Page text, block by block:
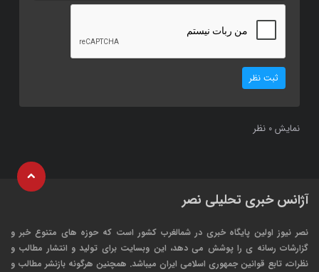
ثبت نظر
نمایش 0 نظر
آژانس خبری تحلیلی نصر
نصر نیوز اولین پایگاه خبری در شمالغرب کشور است که حوزه های متنوع خبر و
گزارشات رسانه ی را پوشش می دهد، این وبسایت برای تولید و انتشار مطالب و
نظرات، تابع قوانین جمهوری اسلامی ایران میباشد. همچنین هرگونه بازنشر مطالب و